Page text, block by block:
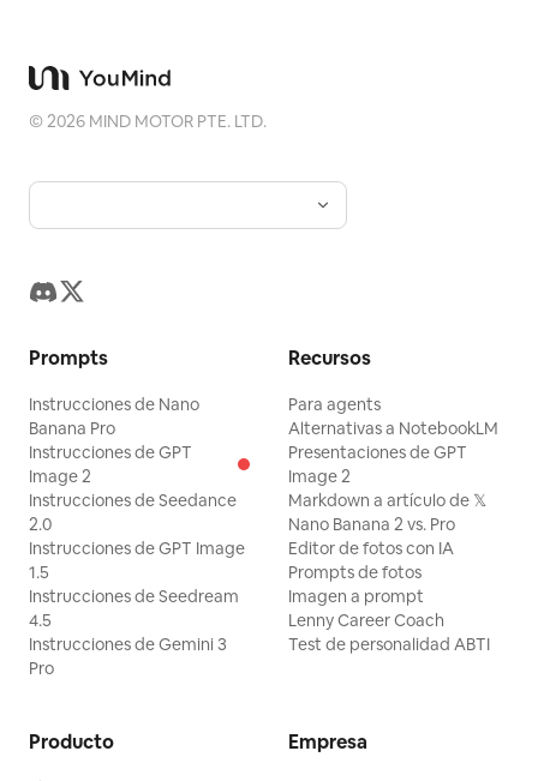
©2026 MIND MOTOR PTE. LTD.
Prompts
Instrucciones de Nano
Banana Pro
Instrucciones de GPT
Image 2
Instrucciones de Seedance
2.0
Instrucciones de GPT Image
1.5
Instrucciones de Seedream
4.5
Instrucciones de Gemini 3
Pro
Recursos
Para agents
Alternativas a NotebookLM
Presentaciones de GPT
Image 2
Markdown a artículo de 𝕏
Nano Banana 2 vs. Pro
Editor de fotos con IA
Prompts de fotos
Imagen a prompt
Lenny Career Coach
Test de personalidad ABTI
Producto Empresa